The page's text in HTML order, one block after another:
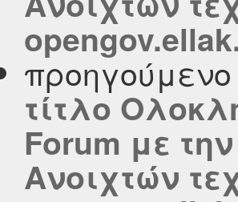
τίτλο
Forum με
Ανοιχτών